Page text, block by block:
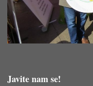
Javite nam se!